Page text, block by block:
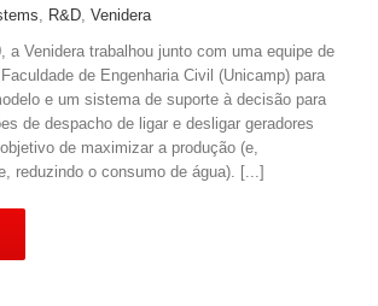
, R&D, Venidera
a Venidera trabalhou junto com uma equipe de
de Engenharia Civil (Unicamp) para
e um sistema de suporte à decisão para
de despacho de ligar e desligar geradores
de maximizar a produção (e,
reduzindo o consumo de água). [...]